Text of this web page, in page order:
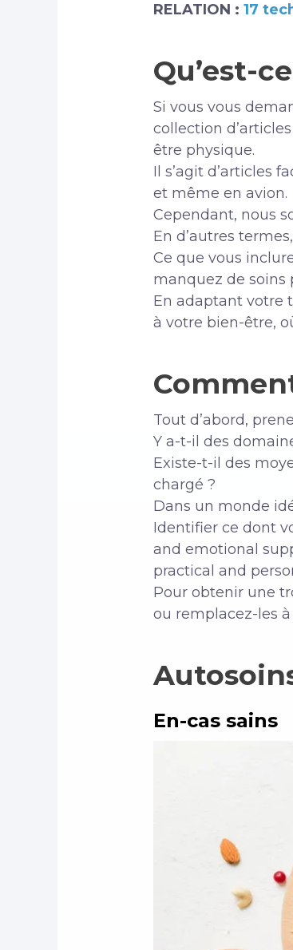
RELATION : 17
Qu’est-
Si vous vous
collection
être physique.
Il s’agit d’articles
et même en avion.
Cependant, nous
En d’autres
Ce que vous
manquez de soins
En adaptant votre
à votre bien-être,
Tout d’abord,
Y a-t-il des
Existe-t-il des
chargé ?
Dans un monde
Identifier ce dont
and emotional
practical and
Pour obtenir une
ou remplacez-les
En-cas sains